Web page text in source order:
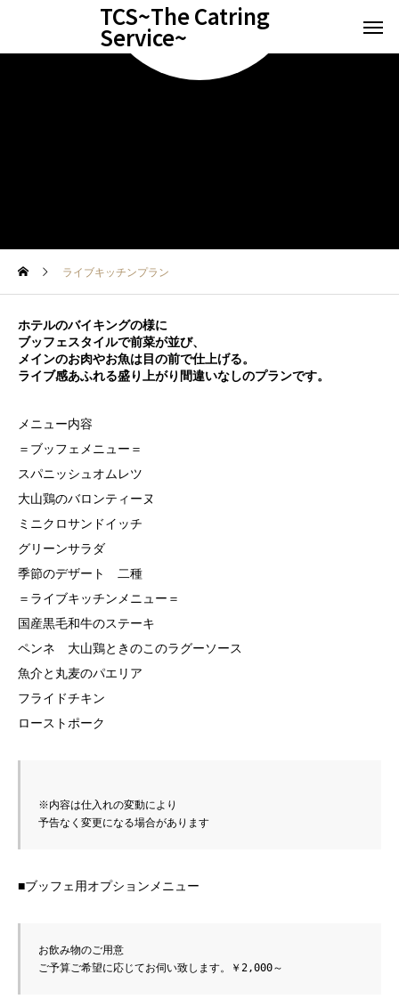
TCS~The Catring
Service~
ライブキッチンプラン
ホテルのバイキングの様に
ブッフェスタイルで前菜が並び、
メインのお肉やお魚は目の前で仕上げる。
ライブ感あふれる盛り上がり間違いなしのプランです。
メニュー内容
＝ブッフェメニュー＝
スパニッシュオムレツ
大山鶏のバロンティーヌ
ミニクロサンドイッチ
グリーンサラダ
季節のデザート 二種
＝ライブキッチンメニュー＝
国産黒毛和牛のステーキ
ペンネ 大山鶏ときのこのラグーソース
魚介と丸麦のパエリア
フライドチキン
ローストポーク
※内容は仕入れの変動により
予告なく変更になる場合があります
■ブッフェ用オプションメニュー
お飲み物のご用意
ご予算ご希望に応じてお伺い致します。￥2,000～